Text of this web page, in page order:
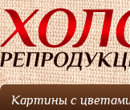
Картины с